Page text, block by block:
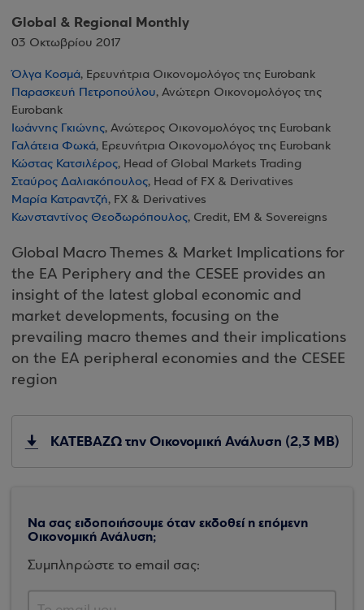
Global & Regional Monthly
03 Οκτωβρίου 2017
Όλγα Κοσμά, Ερευνήτρια Οικονομολόγος της Eurobank
Παρασκευή Πετροπούλου, Ανώτερη Οικονομολόγος της
Eurobank
Ιωάννης Γκιώνης, Ανώτερος Οικονομολόγος της Eurobank
Γαλάτεια Φωκά, Ερευνήτρια Οικονομολόγος της Eurobank
Κώστας Κατσιλέρος, Head of Global Markets Trading
Σταύρος Δαλιακόπουλος, Head of FX & Derivatives
Μαρία Κατραντζή, FX & Derivatives
Κωνσταντίνος Θεοδωρόπουλος, Credit, EM & Sovereigns
Global Macro Themes & Market Implications for
the EA Periphery and the CESEE provides an
insight of the latest global economic and
market developments, focusing on the
prevailing macro themes and their implications
on the EA peripheral economies and the CESEE
region
ΚΑΤΕΒΑΖΩ την Οικονομική Ανάλυση (2,3 MB)
Να σας ειδοποιήσουμε όταν εκδοθεί η επόμενη
Οικονομική Ανάλυση;
Συμπληρώστε το email σας: